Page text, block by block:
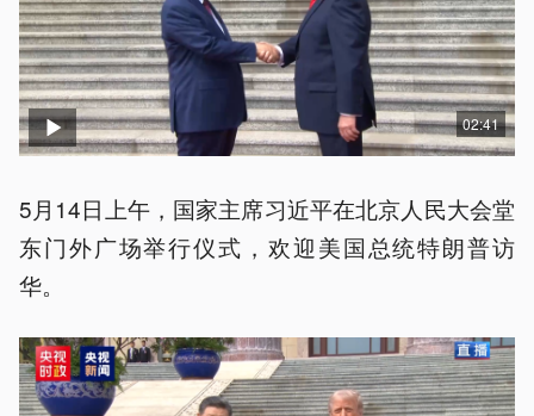
02:41
5月14日上午，国家主席习近平在北京人民大会堂
东门外广场举行仪式，欢迎美国总统特朗普访
华。